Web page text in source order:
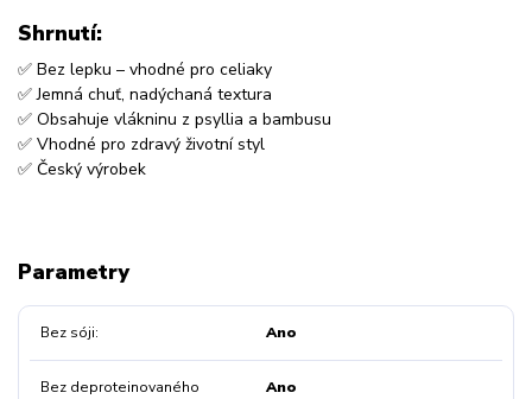
Shrnutí:
✅ Bez lepku – vhodné pro celiaky
✅ Jemná chuť, nadýchaná textura
✅ Obsahuje vlákninu z psyllia a bambusu
✅ Vhodné pro zdravý životní styl
✅ Český výrobek
Parametry
Bez sóji Ano
Bez deproteinovaného
Ano